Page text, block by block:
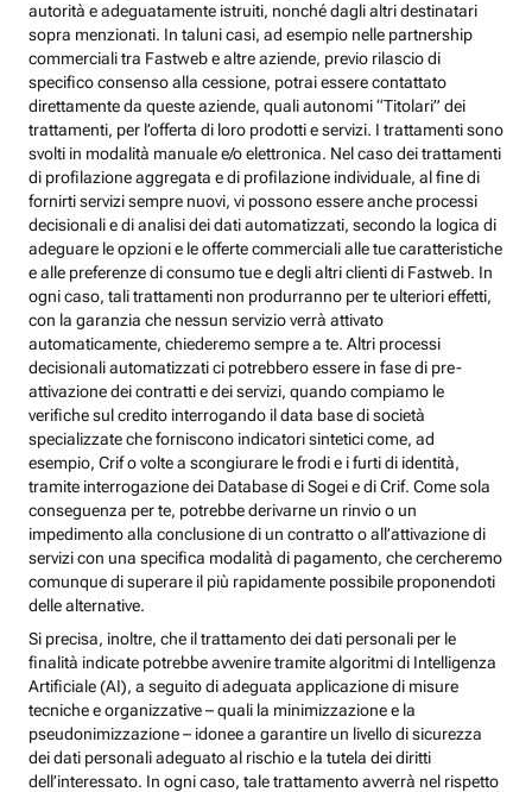
autorità e adeguatamente istruiti, nonché dagli altri destinatari
sopra menzionati. In taluni casi, ad esempio nelle partnership
commerciali tra Fastweb e altre aziende, previo rilascio di
specifico consenso alla cessione, potrai essere contattato
direttamente da queste aziende, quali autonomi “Titolari” dei
trattamenti, per l’offerta di loro prodotti e servizi. I trattamenti sono
svolti in modalità manuale e/o elettronica. Nel caso dei trattamenti
di profilazione aggregata e di profilazione individuale, al fine di
fornirti servizi sempre nuovi, vi possono essere anche processi
decisionali e di analisi dei dati automatizzati, secondo la logica di
adeguare le opzioni e le offerte commerciali alle tue caratteristiche
e alle preferenze di consumo tue e degli altri clienti di Fastweb. In
ogni caso, tali trattamenti non produrranno per te ulteriori effetti,
con la garanzia che nessun servizio verrà attivato
automaticamente, chiederemo sempre a te. Altri processi
decisionali automatizzati ci potrebbero essere in fase di pre-
attivazione dei contratti e dei servizi, quando compiamo le
verifiche sul credito interrogando il data base di società
specializzate che forniscono indicatori sintetici come, ad
esempio, Crif o volte a scongiurare le frodi e i furti di identità,
tramite interrogazione dei Database di Sogei e di Crif. Come sola
conseguenza per te, potrebbe derivarne un rinvio o un
impedimento alla conclusione di un contratto o all’attivazione di
servizi con una specifica modalità di pagamento, che cercheremo
comunque di superare il più rapidamente possibile proponendoti
delle alternative.
Si precisa, inoltre, che il trattamento dei dati personali per le
finalità indicate potrebbe avvenire tramite algoritmi di Intelligenza
Artificiale (AI), a seguito di adeguata applicazione di misure
tecniche e organizzative – quali la minimizzazione e la
pseudonimizzazione – idonee a garantire un livello di sicurezza
dei dati personali adeguato al rischio e la tutela dei diritti
dell’interessato. In ogni caso, tale trattamento avverrà nel rispetto